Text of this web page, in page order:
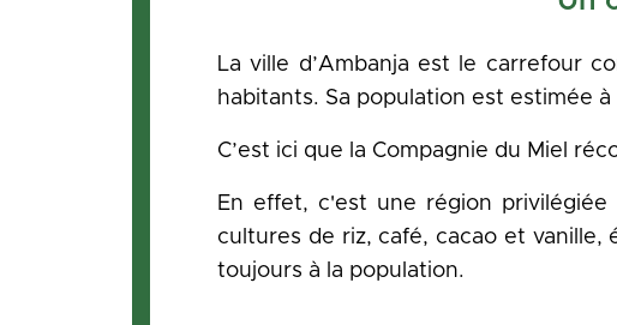
La ville d’Ambanja est le carrefour
habitants. Sa population est estimée
C’est ici que la Compagnie du Miel
En effet, c'est une région
cultures de riz, café, cacao et vanille,
toujours à la population.